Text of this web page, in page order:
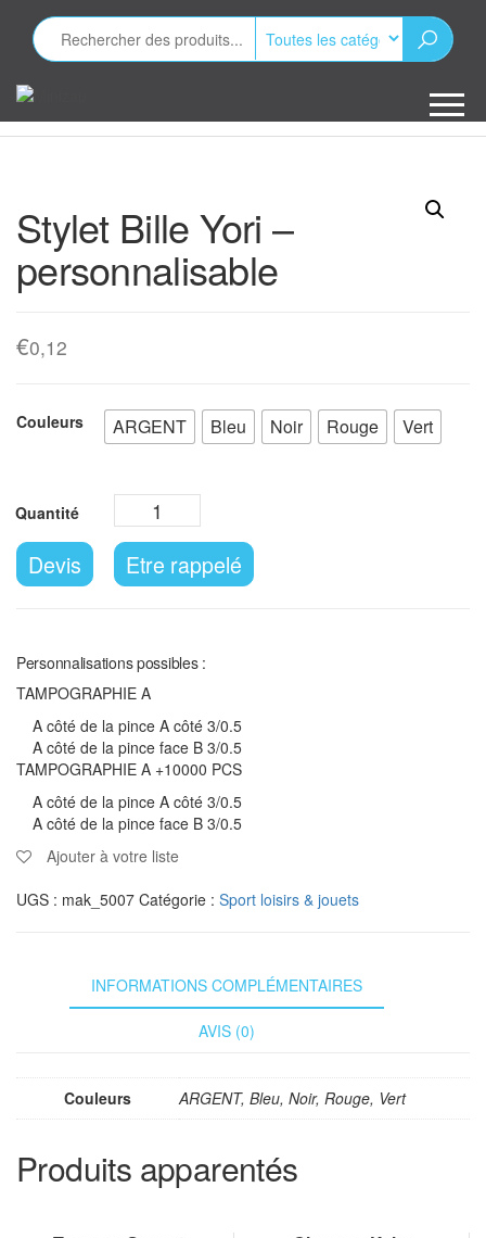
contenu
publicitaires
Stylet Bille Yori –
personnalisable
€0,12
Couleurs ARGENT Bleu Noir Rouge Vert
Devis Etre rappelé
Personnalisations possibles :
TAMPOGRAPHIE A
A côté de la pince A côté 3/0.5
A côté de la pince face B 3/0.5
TAMPOGRAPHIE A +10000 PCS
A côté de la pince A côté 3/0.5
A côté de la pince face B 3/0.5
Ajouter à votre liste
UGS : mak_5007 Catégorie : Sport loisirs & jouets
INFORMATIONS COMPLÉMENTAIRES
AVIS (0)
Couleurs ARGENT, Bleu, Noir, Rouge, Vert
Produits apparentés